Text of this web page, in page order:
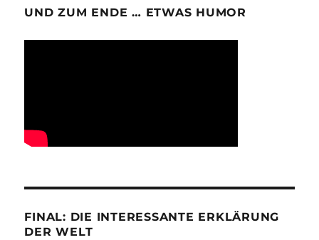
UND ZUM ENDE … ETWAS HUMOR
FINAL: DIE INTERESSANTE ERKLÄRUNG
DER WELT